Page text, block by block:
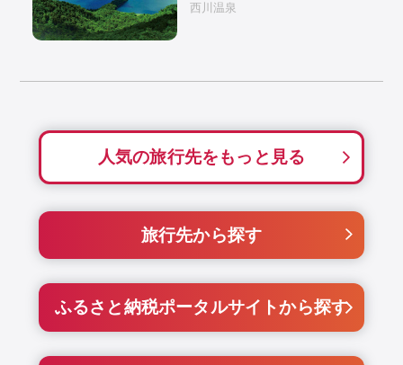
西川温泉
人気の旅行先をもっと見る
旅行先から探す
ふるさと納税ポータルサイトから探す